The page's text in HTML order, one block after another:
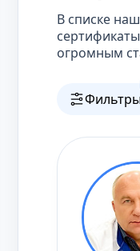
В списке
огромным